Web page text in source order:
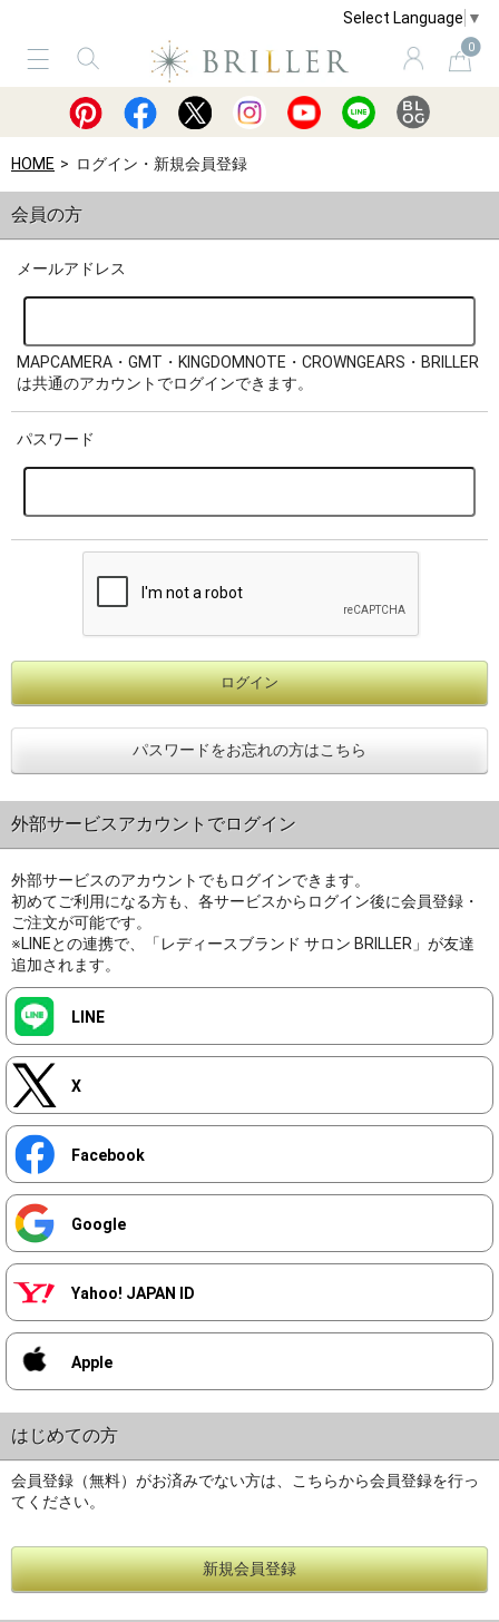
Select Language ▼
0
サービス ショッピングガイド 買取
HOME ログイン・新規会員登録
会員の方
メールアドレス
MAPCAMERA・GMT・KINGDOMNOTE・CROWNGEARS・BRILLER
は共通のアカウントでログインできます。
パスワード
パスワードをお忘れの方はこちら
外部サービスアカウントでログイン
外部サービスのアカウントでもログインできます。
初めてご利用になる方も、各サービスからログイン後に会員登録・
ご注文が可能です。
※LINEとの連携で、「レディースブランド サロン BRILLER」が友達
追加されます。
LINE
X
Facebook
Google
Yahoo! JAPAN ID
Apple
はじめての方
会員登録（無料）がお済みでない方は、こちらから会員登録を行っ
てください。
新規会員登録